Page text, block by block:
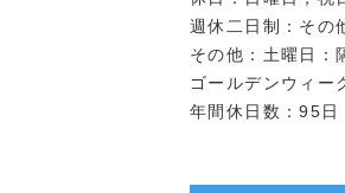
週休二日制：その
その他：土曜日：
ゴールデンウィー
年間休日数：95日